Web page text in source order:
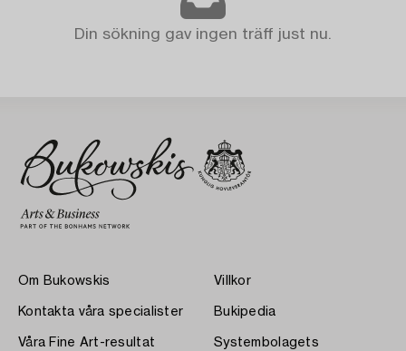
Din sökning gav ingen träff just nu.
Om Bukowskis
Kontakta våra specialister
Våra Fine Art-resultat
Villkor
Bukipedia
Systembolagets